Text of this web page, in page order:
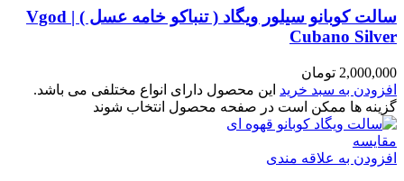
سالت کوبانو سیلور ویگاد ( تنباکو خامه عسل ) | Vgod
Cubano Silver
2,000,000 تومان
افزودن به سبد خرید این محصول دارای انواع مختلفی می باشد.
گزینه ها ممکن است در صفحه محصول انتخاب شوند
مقایسه
افزودن به علاقه مندی